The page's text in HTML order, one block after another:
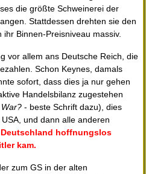
die größte Schweinerei der
Stattdessen drehten sie den
Binnen-Preisniveau massiv.
vor allem ans Deutsche Reich, die
Schon Keynes, damals
sofort, dass dies ja nur gehen
Handelsbilanz zugestehen
- beste Schrift dazu), dies
und dann alle anderen
Deutschland hoffnungslos
kam.
zum GS in der alten